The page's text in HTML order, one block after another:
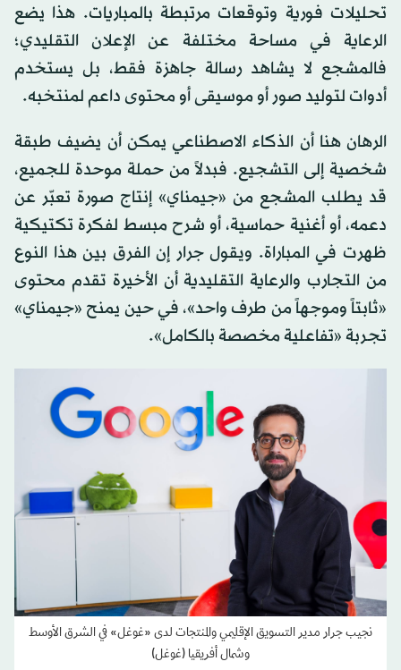
تحليلات فورية وتوقعات مرتبطة بالمباريات. هذا يضع
الرعاية في مساحة مختلفة عن الإعلان التقليدي؛
فالمشجع لا يشاهد رسالة جاهزة فقط، بل يستخدم
أدوات لتوليد صور أو موسيقى أو محتوى داعم لمنتخبه.
الرهان هنا أن الذكاء الاصطناعي يمكن أن يضيف طبقة
شخصية إلى التشجيع. فبدلاً من حملة موحدة للجميع،
قد يطلب المشجع من «جيمناي» إنتاج صورة تعبّر عن
دعمه، أو أغنية حماسية، أو شرح مبسط لفكرة تكتيكية
ظهرت في المباراة. ويقول جرار إن الفرق بين هذا النوع
من التجارب والرعاية التقليدية أن الأخيرة تقدم محتوى
«ثابتاً وموجهاً من طرف واحد»، في حين يمنح «جيمناي»
تجربة «تفاعلية مخصصة بالكامل».
نجيب جرار مدير التسويق الإقليمي والمنتجات لدى «غوغل» في الشرق الأوسط
وشمال أفريقيا (غوغل)